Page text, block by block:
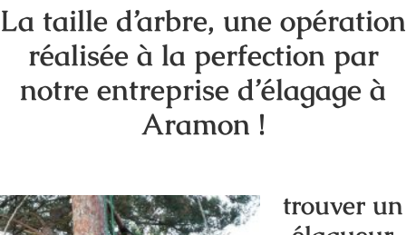
La taille d’arbre, une opération
réalisée à la perfection par
notre entreprise d’élagage à
Aramon !
trouver un